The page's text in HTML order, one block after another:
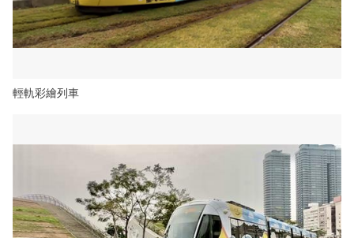
輕軌彩繪列車